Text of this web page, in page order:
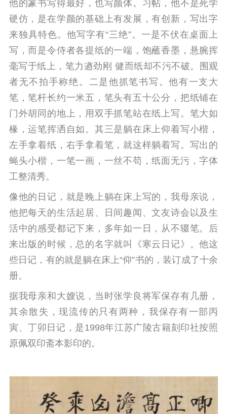
他的篆书写得最好，也写颜体。 习帖，他不是死学
硬仿，是在学颜的基础上有发展，有创新，写出字
来独具特色。他写字有“三绝”。 一是不伏在桌面上
写，而是令侍者各提纸的一端，饱蘸香墨，悬腕挥
毫写于纸上，笔力遒劲刚 健而纸却不污不破。围观
者无不拍手称绝。
二是他抓笔书写。他有一支大
笔，笔杆长约一米五，笔头有五十公分，把纸铺在
门外胡同的地上，用双手抓笔站在纸上写。笔大如
椽，运笔挥洒自如。 其三是躺在床上仰着写小楷，
左手拿着纸，右手拿着笔，就这样躺着写。写出的
蝇头小楷，一笔一画，一丝不苟，纸面无污，字体
工整清秀。
像他的日记，就是晚上躺在床上写的，我母亲说，
他把每天的生活起居、日间趣闻、文友诗会以及生
活中的感受都记下来，多年如一日，从不辍笔。 后
来出版的时候，总的名字就叫《寒云日记》。他这
些日记，有的就是躺在床上“仰”书的，装订成了十余
册。
据我母亲和大嫂说，当时张学良将军保存有几册，
其余散失，现流传的只有两种，我保存有一部丙
寅、丁卯日记，是1998年江苏广陵古籍刻印社按照
原佩双印斋本影印的。